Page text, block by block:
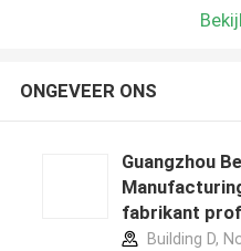
ONGEVEER ONS
Guangzhou
fabrikant
Building D,